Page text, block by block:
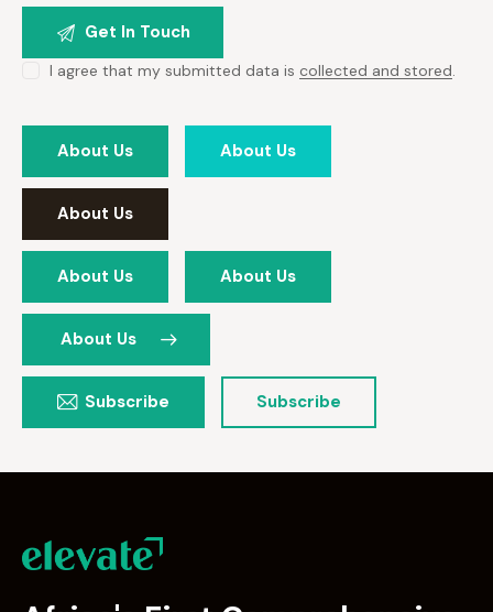
I agree that my submitted data iscollected and stored.
About Us About Us
About Us
About Us About Us
About Us
Subscribe Subscribe